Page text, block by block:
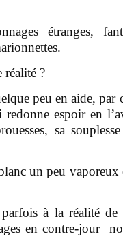
étranges,
réalité ?
peu en aide, par
espoir en
sa
un peu vaporeux
à la réalité
en contre-jour